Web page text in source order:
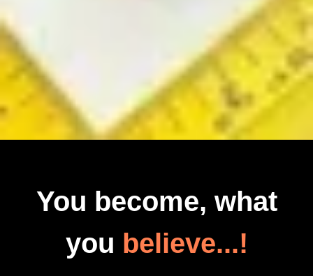
You become, what
you believe...!